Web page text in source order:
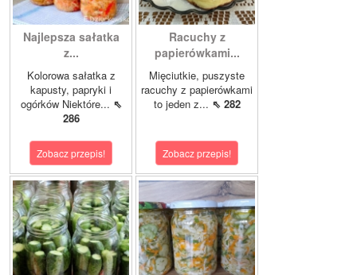
Najlepsza sałatka
z...
Kolorowa sałatka z
kapusty, papryki i
ogórków Niektóre... ⇖
286
Zobacz przepis!
Racuchy z
papierówkami...
Mięciutkie, puszyste
racuchy z papierówkami
to jeden z... ⇖ 282
Zobacz przepis!